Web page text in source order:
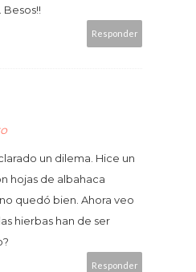
Responder
un dilema. Hice un
hojas de albahaca
quedó bien. Ahora veo
hierbas han de ser
Responder